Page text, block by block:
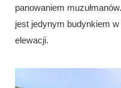
panowaniem
jest jedynym budynkiem
elewacji.